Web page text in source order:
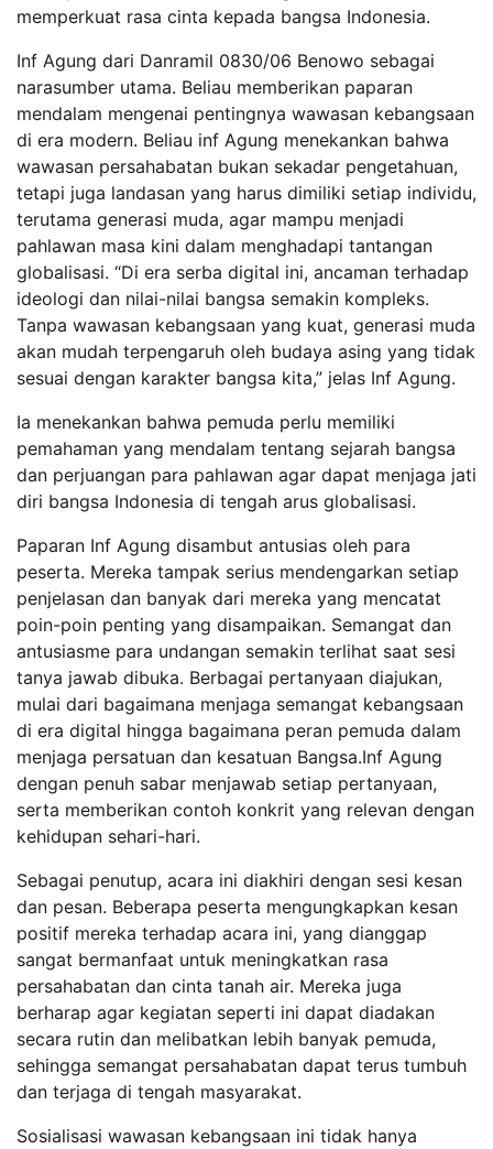
memperkuat rasa cinta kepada bangsa Indonesia.
Inf Agung dari Danramil 0830/06 Benowo sebagai
narasumber utama. Beliau memberikan paparan
mendalam mengenai pentingnya wawasan kebangsaan
di era modern. Beliau inf Agung menekankan bahwa
wawasan persahabatan bukan sekadar pengetahuan,
tetapi juga landasan yang harus dimiliki setiap individu,
terutama generasi muda, agar mampu menjadi
pahlawan masa kini dalam menghadapi tantangan
globalisasi. “Di era serba digital ini, ancaman terhadap
ideologi dan nilai-nilai bangsa semakin kompleks.
Tanpa wawasan kebangsaan yang kuat, generasi muda
akan mudah terpengaruh oleh budaya asing yang tidak
sesuai dengan karakter bangsa kita,” jelas Inf Agung.
Ia menekankan bahwa pemuda perlu memiliki
pemahaman yang mendalam tentang sejarah bangsa
dan perjuangan para pahlawan agar dapat menjaga jati
diri bangsa Indonesia di tengah arus globalisasi.
Paparan Inf Agung disambut antusias oleh para
peserta. Mereka tampak serius mendengarkan setiap
penjelasan dan banyak dari mereka yang mencatat
poin-poin penting yang disampaikan. Semangat dan
antusiasme para undangan semakin terlihat saat sesi
tanya jawab dibuka. Berbagai pertanyaan diajukan,
mulai dari bagaimana menjaga semangat kebangsaan
di era digital hingga bagaimana peran pemuda dalam
menjaga persatuan dan kesatuan Bangsa.Inf Agung
dengan penuh sabar menjawab setiap pertanyaan,
serta memberikan contoh konkrit yang relevan dengan
kehidupan sehari-hari.
Sebagai penutup, acara ini diakhiri dengan sesi kesan
dan pesan. Beberapa peserta mengungkapkan kesan
positif mereka terhadap acara ini, yang dianggap
sangat bermanfaat untuk meningkatkan rasa
persahabatan dan cinta tanah air. Mereka juga
berharap agar kegiatan seperti ini dapat diadakan
secara rutin dan melibatkan lebih banyak pemuda,
sehingga semangat persahabatan dapat terus tumbuh
dan terjaga di tengah masyarakat.
Sosialisasi wawasan kebangsaan ini tidak hanya